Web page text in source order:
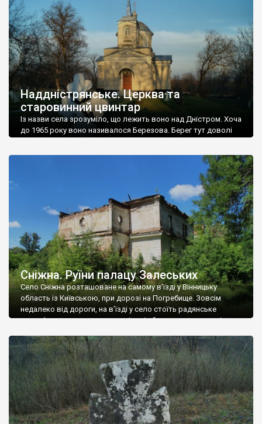
мовою. За всіма традиційними ознаками – цвинтар
український. Хрести датуються 19 століттям. У 1924-1940
роках Болган […]
Наддністрянське. Церква та
старовинний цвинтар
Із назви села зрозуміло, що лежить воно над Дністром. Хоча
до 1965 року воно називалося Березова. Берег тут доволі
Наддністрянське відрізняється від більшості навколишніх
сіл. У селі є мурована Михайлівська церква. Точної дати […]
Сніжна. Руїни палацу Залеських
Село Сніжна розташоване на самому в’їзді у Вінницьку
область із Київською, при дорозі на Погребище. Зовсім
недалеко від дороги, на в’їзді у село стоїть радянське
рельєфне пано, яке показує жінку і яблуню, а трохи далі, десь
не видно, але видно дві стареньких колії у траві – […]